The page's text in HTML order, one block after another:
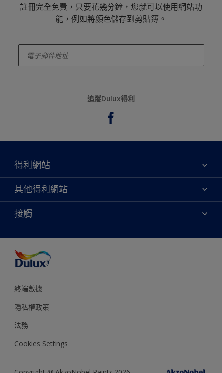
註冊完全免費，只要花幾分鐘，您就可以使用網站功
能，例如將顏色儲存到剪貼簿。
追蹤Dulux得利
得利網站
關於我們
聯絡我們
網站地圖
其他得利網站
永續性
接觸
顏色準確度
終端數據
隱私權政策
法務
Cookies Settings